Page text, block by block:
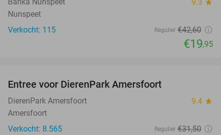
9.3 star
Nunspeet
Verkocht: 115
Regulier €42,60
€19,95
Entree voor DierenPark Amersfoort
DierenPark Amersfoort 9.4 star
Amersfoort
Verkocht: 8.565
Regulier €31,50